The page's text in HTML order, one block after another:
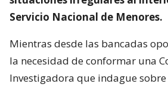
Servicio Nacional de Menores.
Mientras desde las bancadas
la necesidad de conformar una
Investigadora que indague